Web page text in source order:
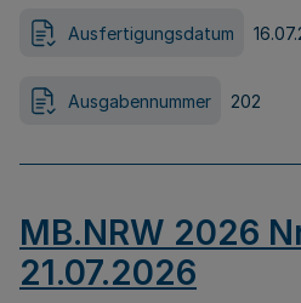
Ausfertigungsdatum
Ausgabennummer 202
MB.NRW 2026
21.07.2026